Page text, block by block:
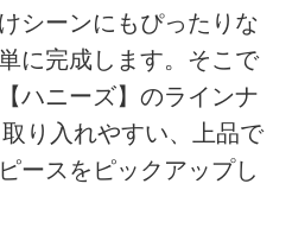
シーンにもぴったりな
に完成します。そこで
ハニーズ】のラインナ
り入れやすい、上品で
ースをピックアップし